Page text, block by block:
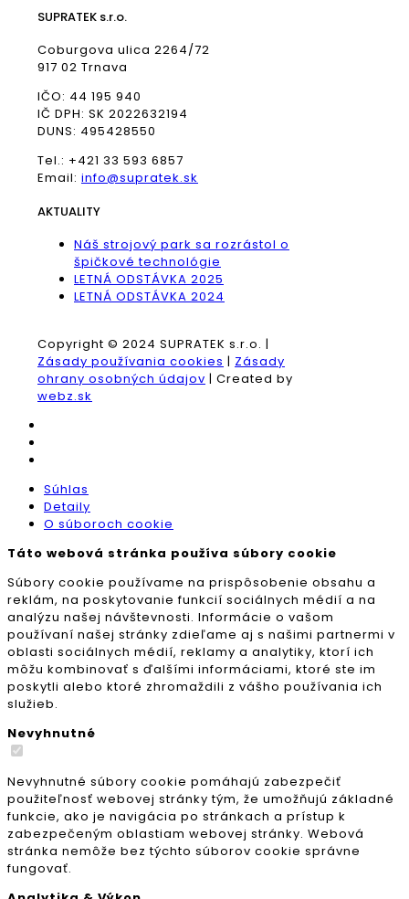
SUPRATEK s.r.o.
Coburgova ulica 2264/72
917 02 Trnava
IČO: 44 195 940
IČ DPH: SK 2022632194
DUNS: 495428550
Tel.: +421 33 593 6857
Email: info@supratek.sk
AKTUALITY
Náš strojový park sa rozrástol o
špičkové technológie
LETNÁ ODSTÁVKA 2025
LETNÁ ODSTÁVKA 2024
Copyright © 2024 SUPRATEK s.r.o. |
Zásady používania cookies | Zásady
ohrany osobných údajov | Created by
webz.sk
Súhlas
Detaily
O súboroch cookie
Táto webová stránka používa súbory cookie
Súbory cookie používame na prispôsobenie obsahu a
reklám, na poskytovanie funkcií sociálnych médií a na
analýzu našej návštevnosti. Informácie o vašom
používaní našej stránky zdieľame aj s našimi partnermi v
oblasti sociálnych médií, reklamy a analytiky, ktorí ich
môžu kombinovať s ďalšími informáciami, ktoré ste im
poskytli alebo ktoré zhromaždili z vášho používania ich
služieb.
Nevyhnutné
Nevyhnutné súbory cookie pomáhajú zabezpečiť
použiteľnosť webovej stránky tým, že umožňujú základné
funkcie, ako je navigácia po stránkach a prístup k
zabezpečeným oblastiam webovej stránky. Webová
stránka nemôže bez týchto súborov cookie správne
fungovať.